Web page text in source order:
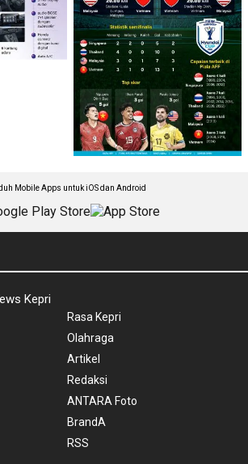
Mobile Apps untuk iOS dan Android
Kepri
Rasa Kepri
Olahraga
Artikel
Redaksi
ANTARA Foto
BrandA
RSS